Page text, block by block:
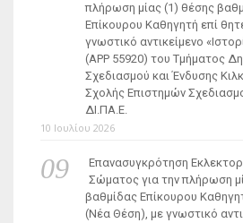
πλήρωση μίας (1) θέσης
Επίκουρου Καθηγητή επί
γνωστικό αντικείμενο
(ΑΡΡ 55920) του Τμήματος
Σχεδιασμού και Ένδυσης
Σχολής Επιστημών
ΔΙ.ΠΑ.Ε.
10 Ιουλίου 2026
Επανασυγκρότηση
Σώματος για την πλήρωση
βαθμίδας Επίκουρου
(Νέα Θέση), με γνωστικό